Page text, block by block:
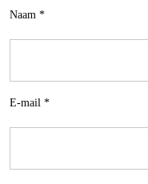
Naam *
E-mail *